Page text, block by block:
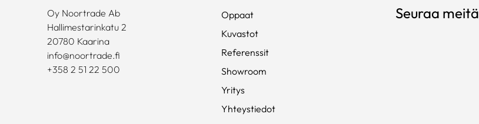
Oy Noortrade Ab
Hallimestarinkatu 2
20780 Kaarina
info@noortrade.fi
+358 2 51 22 500
Oppaat
Kuvastot
Referenssit
Showroom
Yritys
Yhteystiedot
Seuraa meitä